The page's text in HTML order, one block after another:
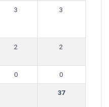
3 3
2 2
0 0
37